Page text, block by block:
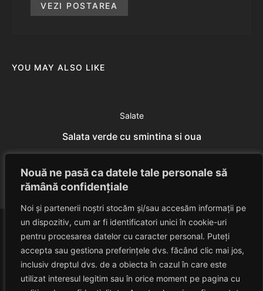
Nouă ne pasă ca datele tale personale să
rămână confidențiale
Noi și partenerii noștri stocăm și/sau accesăm informații pe
un dispozitiv, cum ar fi identificatori unici în cookie-uri
pentru procesarea datelor cu caracter personal. Puteți
accepta sau gestiona preferințele dvs. făcând clic mai jos,
inclusiv dreptul dvs. de a obiecta în cazul în care este
utilizat interesul legitim sau în orice moment pe pagina cu
VEZI POSTAREA
YOU MAY ALSO LIKE
Salate
Salata verde cu smintina si oua
Eduard Nedelcu July 7, 2014